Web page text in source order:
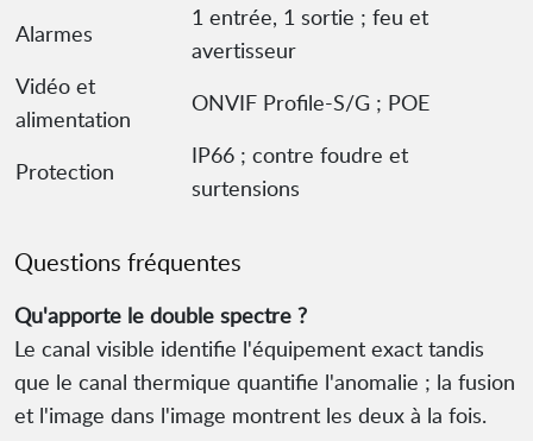
Alarmes
1 entrée, 1 sortie ; feu et
avertisseur
Vidéo et
alimentation
ONVIF Profile-S/G ; POE
Protection
IP66 ; contre foudre et
surtensions
Questions fréquentes
Qu'apporte le double spectre ?
Le canal visible identifie l'équipement exact tandis
que le canal thermique quantifie l'anomalie ; la fusion
et l'image dans l'image montrent les deux à la fois.